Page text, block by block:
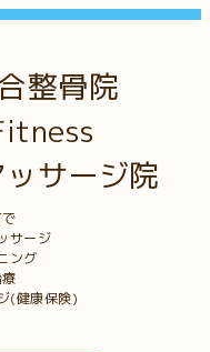
整骨院
サージ院
サージ
ング
(健康保険)